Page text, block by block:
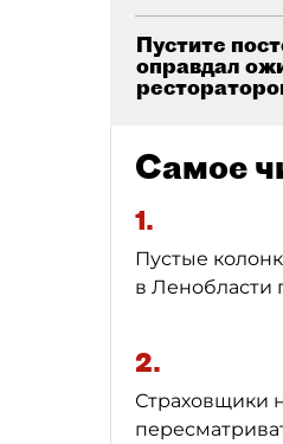
Пустите
оправдал
Самое
1.
Пустые
в Ленобласти
2.
Страховщики